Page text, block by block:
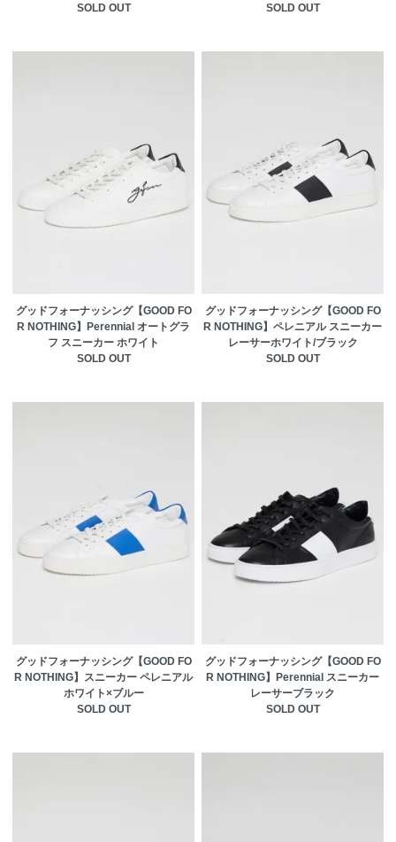
SOLD OUT
SOLD OUT
グッドフォーナッシング【GOOD FO
R NOTHING】Perennial オートグラ
フ スニーカー ホワイト
SOLD OUT
グッドフォーナッシング【GOOD FO
R NOTHING】ペレニアル スニーカー
レーサーホワイト/ブラック
SOLD OUT
グッドフォーナッシング【GOOD FO
R NOTHING】スニーカー ペレニアル
ホワイト×ブルー
SOLD OUT
グッドフォーナッシング【GOOD FO
R NOTHING】Perennial スニーカー
レーサーブラック
SOLD OUT